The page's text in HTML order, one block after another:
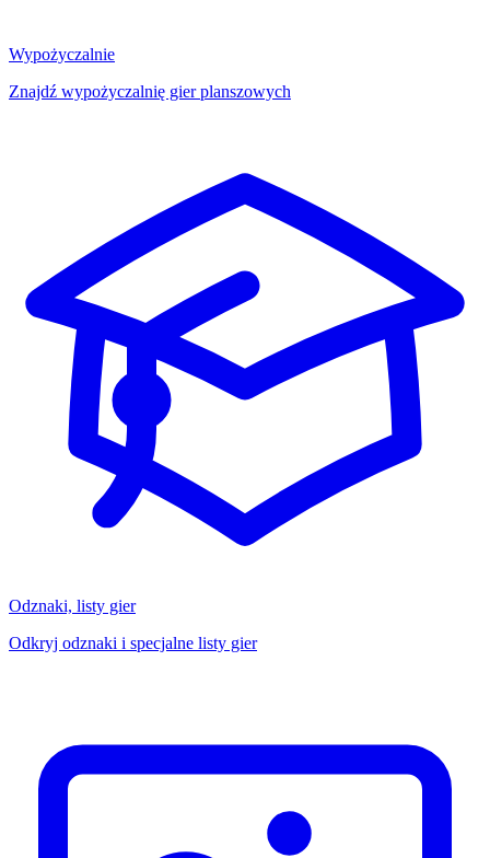
Wypożyczalnie
Znajdź wypożyczalnię gier planszowych
Odznaki, listy gier
Odkryj odznaki i specjalne listy gier